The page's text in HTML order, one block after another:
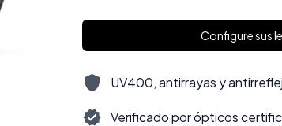
Configure sus
UV400, antirrayas y
Verificado por ópticos